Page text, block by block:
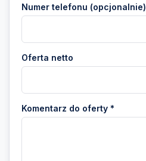
Numer telefonu (opcjonalnie)
Oferta netto
Komentarz do oferty *